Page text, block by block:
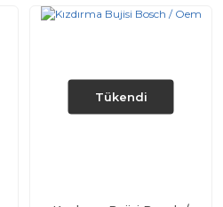
Tükendi